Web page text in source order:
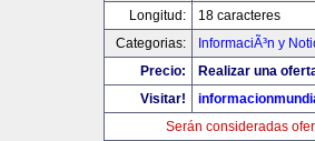
Longitud:
18 caracteres
Categorias:
InformaciÃ³n y
Precio:
Realizar una
Visitar!
Serán consideradas